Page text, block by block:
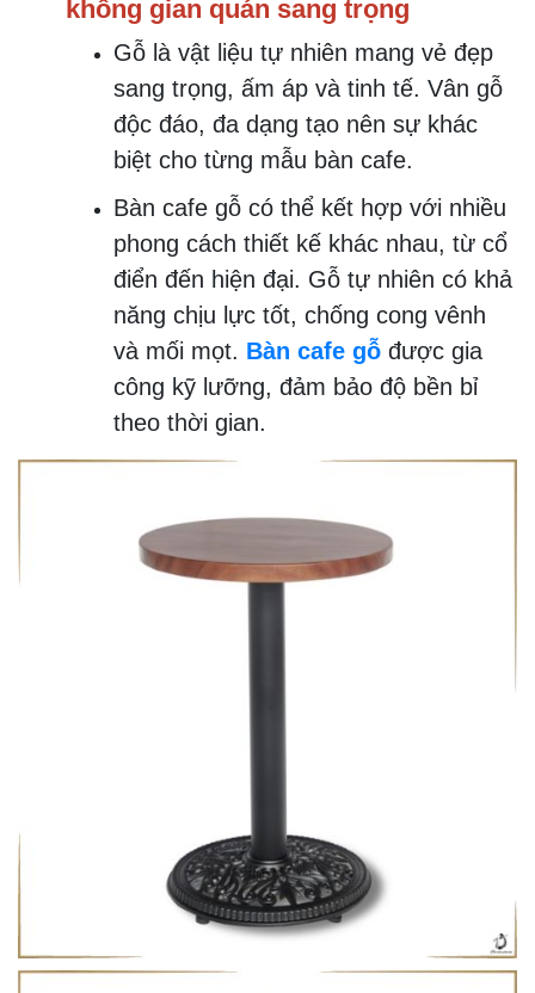
không gian quán sang trọng
Gỗ là vật liệu tự nhiên mang vẻ đẹp
sang trọng, ấm áp và tinh tế. Vân gỗ
độc đáo, đa dạng tạo nên sự khác
biệt cho từng mẫu bàn cafe.
Bàn cafe gỗ có thể kết hợp với nhiều
phong cách thiết kế khác nhau, từ cổ
điển đến hiện đại. Gỗ tự nhiên có khả
năng chịu lực tốt, chống cong vênh
và mối mọt. Bàn cafe gỗ được gia
công kỹ lưỡng, đảm bảo độ bền bỉ
theo thời gian.